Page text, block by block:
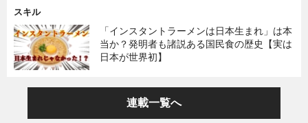
スキル
「インスタントラーメンは日本生まれ」は本
当か？発明者も諸説ある国民食の歴史【実は
日本が世界初】
連載一覧へ